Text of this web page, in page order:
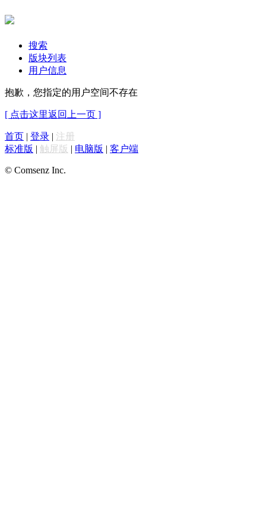
搜索
版块列表
用户信息
抱歉，您指定的用户空间不存在
[ 点击这里返回上一页 ]
首页 | 登录 | 注册
标准版 | 触屏版 | 电脑版 | 客户端
© Comsenz Inc.